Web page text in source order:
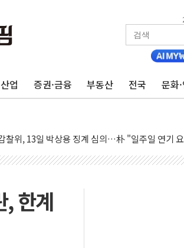
산업 증권·금융 부동산 전국 문화
진 명동 상점
문 열어둔 명동 상점
인연합회 "북극항로 시범운행에 동해항 반드시 선
기수 대표, 자사주 22만주 장내 매수
청, 지방공무원 임용시험 최종 합격자 발표
'심판 성접대' 의혹…경찰, 공소시효 등 수사 가능
산시장 긴급 절수 호소문...."가정·일터서 물 아껴
스벤처협회, 대전 물류·운수 종사자 지원 사업 마무
한계